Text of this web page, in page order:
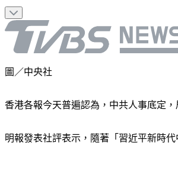
圖／中央社
香港各報今天普遍認為，中共人事底定
明報發表社評表示，隨著「習近平新時